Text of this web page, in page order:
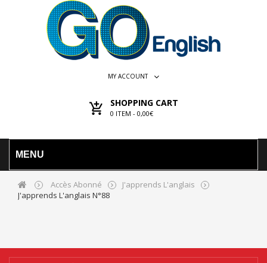
MY ACCOUNT
SHOPPING CART
0 ITEM - 0,00€
MENU
Accès Abonné
J'apprends L'anglais
J'apprends L'anglais N°88